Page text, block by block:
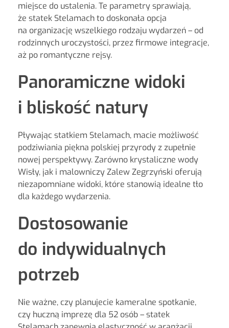
miejsce do ustalenia. Te parametry sprawiają,
że statek Stelamach to doskonała opcja
na organizację wszelkiego rodzaju wydarzeń – od
rodzinnych uroczystości, przez firmowe integracje,
aż po romantyczne rejsy.
Panoramiczne widoki
i bliskość natury
Pływając statkiem Stelamach, macie możliwość
podziwiania piękna polskiej przyrody z zupełnie
nowej perspektywy. Zarówno krystaliczne wody
Wisły, jak i malowniczy Zalew Zegrzyński oferują
niezapomniane widoki, które stanowią idealne tło
dla każdego wydarzenia.
Dostosowanie
do indywidualnych
potrzeb
Nie ważne, czy planujecie kameralne spotkanie,
czy huczną imprezę dla 52 osób – statek